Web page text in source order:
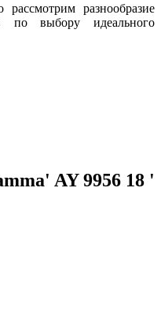
разнообразие
по выбору идеального
AY 9956 18 '